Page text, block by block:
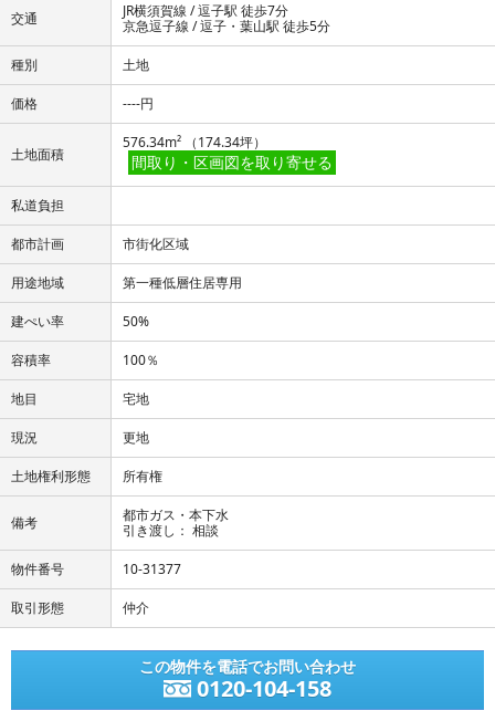
交通
JR横須賀線 / 逗子駅 徒歩7分
京急逗子線 / 逗子・葉山駅 徒歩5分
種別 土地
価格 ----円
土地面積
576.34m² （174.34坪）
間取り・区画図を取り寄せる
私道負担
都市計画 市街化区域
用途地域 第一種低層住居専用
建ぺい率 50%
容積率 100％
地目 宅地
現況 更地
土地権利形態 所有権
備考
都市ガス・本下水
引き渡し： 相談
物件番号 10-31377
取引形態 仲介
この物件を電話でお問い合わせ
0120-104-158